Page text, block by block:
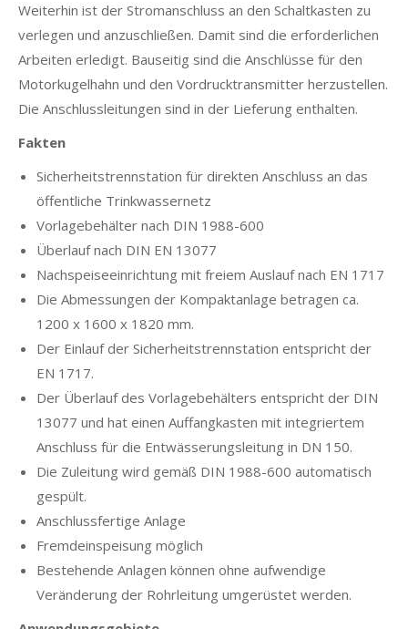
Weiterhin ist der Stromanschluss an den Schaltkasten zu
verlegen und anzuschließen. Damit sind die erforderlichen
Arbeiten erledigt. Bauseitig sind die Anschlüsse für den
Motorkugelhahn und den Vordrucktransmitter herzustellen.
Die Anschlussleitungen sind in der Lieferung enthalten.
Fakten
Sicherheitstrennstation für direkten Anschluss an das
öffentliche Trinkwassernetz
Vorlagebehälter nach DIN 1988-600
Überlauf nach DIN EN 13077
Nachspeiseeinrichtung mit freiem Auslauf nach EN 1717
Die Abmessungen der Kompaktanlage betragen ca.
1200 x 1600 x 1820 mm.
Der Einlauf der Sicherheitstrennstation entspricht der
EN 1717.
Der Überlauf des Vorlagebehälters entspricht der DIN
13077 und hat einen Auffangkasten mit integriertem
Anschluss für die Entwässerungsleitung in DN 150.
Die Zuleitung wird gemäß DIN 1988-600 automatisch
gespült.
Anschlussfertige Anlage
Fremdeinspeisung möglich
Bestehende Anlagen können ohne aufwendige
Veränderung der Rohrleitung umgerüstet werden.